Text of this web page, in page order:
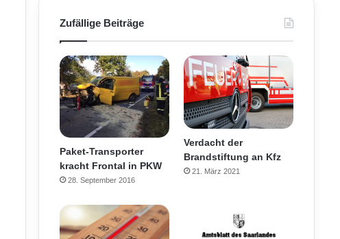
Zufällige Beiträge
Paket-Transporter
kracht Frontal in PKW
28. September 2016
Verdacht der
Brandstiftung an Kfz
21. März 2021